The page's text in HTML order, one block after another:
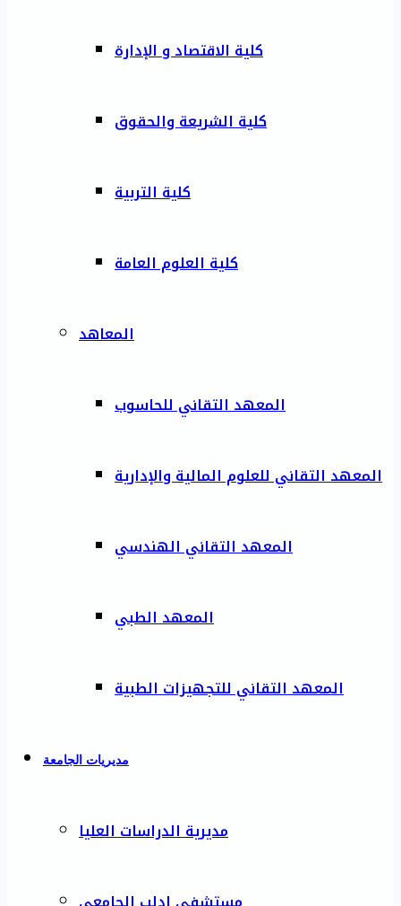
كلية الاقتصاد و الإدارة
كلية الشريعة والحقوق
كلية التربية
كلية العلوم العامة
المعاهد
المعهد التقاني للحاسوب
المعهد التقاني للعلوم المالية والإدارية
المعهد التقاني الهندسي
المعهد الطبي
المعهد التقاني للتجهيزات الطبية
مديريات الجامعة
مديرية الدراسات العليا